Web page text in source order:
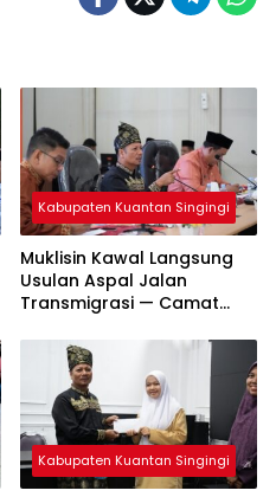
Kabupaten Kuantan Singingi
Muklisin Kawal Langsung
Usulan Aspal Jalan
Transmigrasi — Camat
Kabupaten Kuantan Singingi